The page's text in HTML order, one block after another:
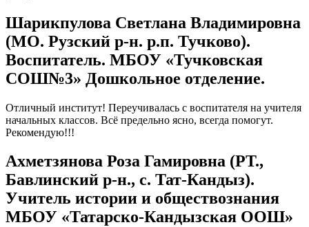
Шарикпулова Светлана Владимировна
(МО. Рузский р-н. р.п. Тучково).
Воспитатель. МБОУ «Тучковская
СОШ№3» Дошкольное отделение.
Отличный институт! Переучивалась с воспитателя на учителя
начальных классов. Всё предельно ясно, всегда помогут.
Рекомендую!!!
Ахметзянова Роза Гамировна (РТ.,
Бавлинский р-н., с. Тат-Кандыз).
Учитель истории и обществознания
МБОУ «Татарско-Кандызская ООШ»